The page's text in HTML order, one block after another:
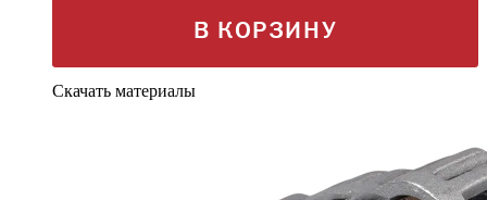
В КОРЗИНУ
Скачать материалы